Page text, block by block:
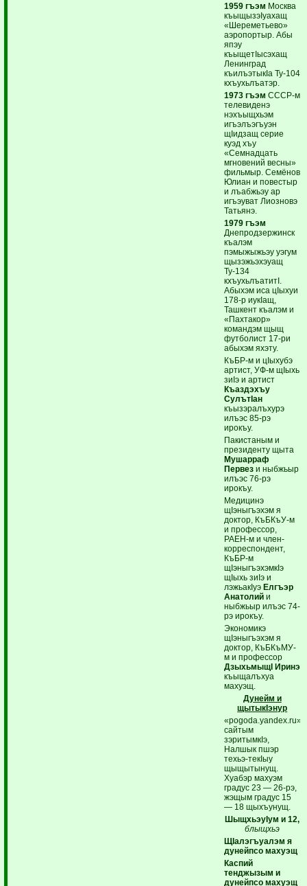
1959 гъэм Москва
къыщызэIуахащ
«Шереметьево»
аэропортыр. Абы
япэу
къыщетIысэхащ
Ленинград
къилъэтыкIа Ту-104
кхъухьлъатэр.
1973 гъэм СССР-м
телевиденэ
нэхъыщхьэм
игъэлъэгъуэн
щIидзащ серие
куэд хъу
«Семнадцать
мгновений весны»
фильмыр. Семёнов
Юлиан и повестыр
и лъабжьэу ар
игъэуват Лиозновэ
Татьянэ.
1979 гъэм
Днепродзержинск
къалэм
пэмыжыжьэу уэгум
щызэжьэхэуащ
Ту-134
кхъухьлъатитI.
Абыхэм иса цIыхуи
178-р иукIащ,
Ташкент къалэм и
«Пахтакор»
командэм щыщ
футболист 17-ри
абыхэм яхэту.
КъБР-м и цIыхубэ
артист, УФ-м щIыхь
зиIэ и артист
Къаздэхъу
СулътIан
къызэралъхурэ
илъэс 85-рэ
ирокъу.
Пакистаным и
президенту щыта
Мушарраф
Первези ныбжьыр
илъэс 76-рэ
ирокъу.
Медицинэ
щIэныгъэхэм я
доктор, КъБКъУ-м
и профессор,
РАЕН-м и член-
корреспондент,
КъБР-м
щIэныгъэхэмкIэ
щIыхь зиIэ и
лэжьакIуэ Елгъэр
Анатолийи
ныбжьыр илъэс 74-
рэ ирокъу.
Экономикэ
щIэныгъэхэм я
доктор, КъБКъМУ-
м и профессор
ДзыхьмыщI Иринэ
къыщалъхуа
махуэщ.
Дунейм и
щытыкIэнур
«pogoda.yandex.ru»
сайтым
зэритымкIэ,
Налшык пшэр
техьэ-текIыу
щыщытынущ.
Хуабэр махуэм
градус 23 — 26-рэ,
жэщым градус 15
— 18 щыхъунущ.
ШыщхьэуIум и 12,
блыщхьэ
ЩIалэгъуалэм я
дунейпсо махуэщ
Каспий
тенджызым и
дунейпсо махуэщ